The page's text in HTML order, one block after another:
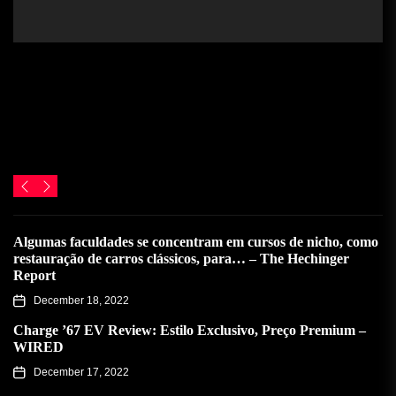
Algumas faculdades se concentram em cursos de nicho, como
restauração de carros clássicos, para… – The Hechinger
Report
December 18, 2022
Charge ’67 EV Review: Estilo Exclusivo, Preço Premium –
WIRED
December 17, 2022